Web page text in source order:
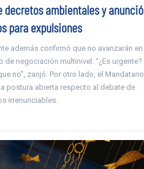
decretos ambientales y anunció
para expulsiones
además confirmó que no avanzarán en
de negociación multinivel. “¿Es urgente?
no”, zanjó. Por otro lado, el Mandatario
postura abierta respecto al debate de
irrenunciables.